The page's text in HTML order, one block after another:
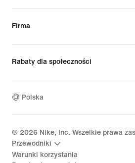
Firma
Rabaty dla społeczności
Polska
© 2026 Nike, Inc. Wszelkie prawa
Przewodniki
Warunki korzystania